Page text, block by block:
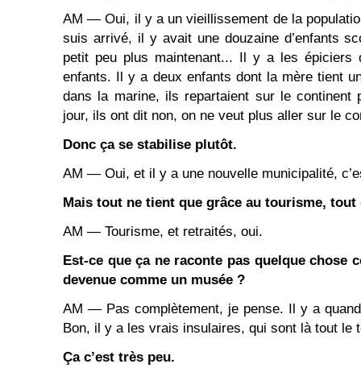
AM ― Oui, il y a un vieillissement de la
suis arrivé, il y avait une douzaine d’enfants
petit peu plus maintenant... Il y a les épiciers
enfants. Il y a deux enfants dont la mère tient
dans la marine, ils repartaient sur le continent
jour, ils ont dit non, on ne veut plus aller sur le
Donc ça se stabilise plutôt.
AM ― Oui, et il y a une nouvelle municipalité,
Mais tout ne tient que grâce au tourisme, tout
AM ― Tourisme, et retraités, oui.
Est-ce que ça ne raconte pas quelque chose
devenue comme un musée ?
AM ― Pas complètement, je pense. Il y a
Bon, il y a les vrais insulaires, qui sont là tout le
Ça c’est très peu.